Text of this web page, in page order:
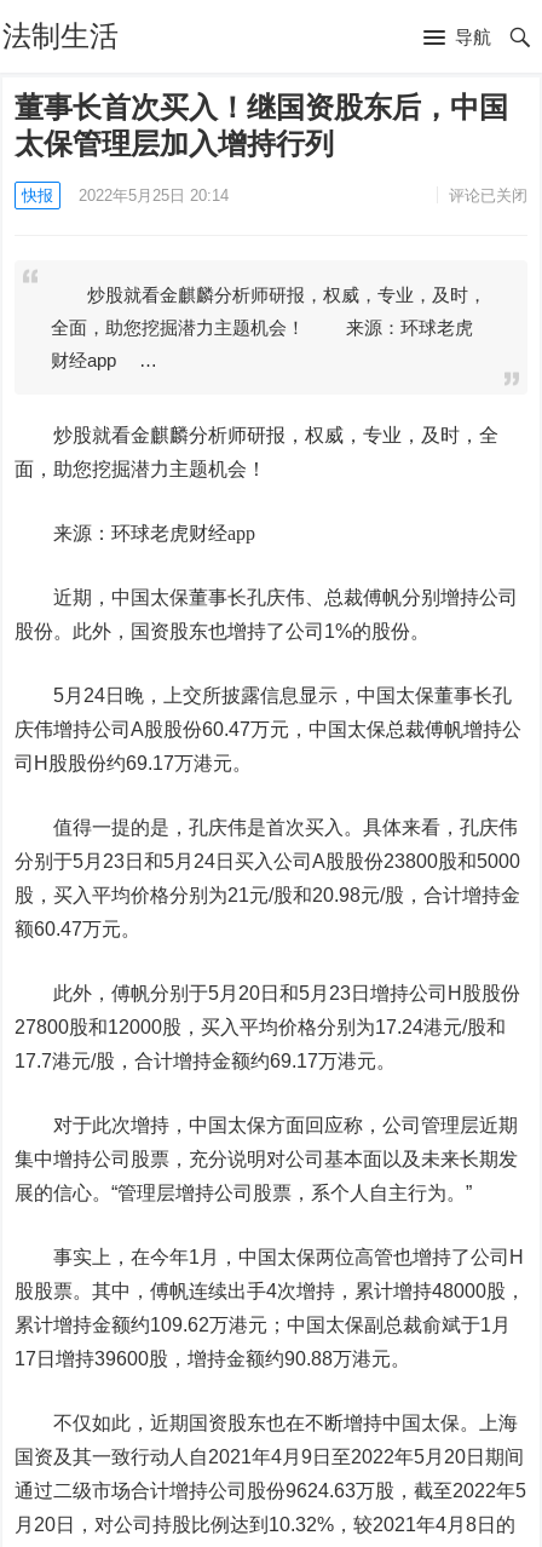
法制生活 导航
董事长首次买入！继国资股东后，中国
太保管理层加入增持行列
快报 2022年5月25日 20:14 评论已关闭
炒股就看金麒麟分析师研报，权威，专业，及时，
全面，助您挖掘潜力主题机会！ 来源：环球老虎
财经app …
炒股就看金麒麟分析师研报，权威，专业，及时，全
面，助您挖掘潜力主题机会！
来源：环球老虎财经app
近期， 中国太保董事长孔庆伟、总裁傅帆分别增持公司
股份。此外，国资股东也增持了公司1%的股份。
5月24日晚，上交所披露信息显示，中国太保董事长孔
庆伟增持公司A股股份60.47万元，中国太保总裁傅帆增持公
司H股股份约69.17万港元。
值得一提的是，孔庆伟是首次买入。具体来看，孔庆伟
分别于5月23日和5月24日买入公司A股股份23800股和5000
股，买入平均价格分别为21元/股和20.98元/股，合计增持金
额60.47万元。
此外，傅帆分别于5月20日和5月23日增持公司H股股份
27800股和12000股，买入平均价格分别为17.24港元/股和
17.7港元/股，合计增持金额约69.17万港元。
对于此次增持，中国太保方面回应称，公司管理层近期
集中增持公司股票，充分说明对公司基本面以及未来长期发
展的信心。“管理层增持公司股票，系个人自主行为。”
事实上，在今年1月，中国太保两位高管也增持了公司H
股股票。其中，傅帆连续出手4次增持，累计增持48000股，
累计增持金额约109.62万港元；中国太保副总裁俞斌于1月
17日增持39600股，增持金额约90.88万港元。
不仅如此，近期国资股东也在不断增持中国太保。上海
国资及其一致行动人自2021年4月9日至2022年5月20日期间
通过二级市场合计增持公司股份9624.63万股，截至2022年5
月20日，对公司持股比例达到10.32%，较2021年4月8日的